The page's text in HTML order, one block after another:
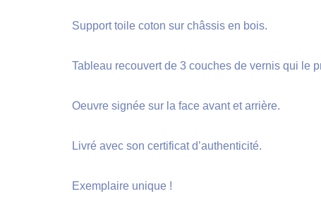
Support toile coton sur châssis en bois.
Tableau recouvert de 3 couches de vernis qui le
Oeuvre signée sur la face avant et arrière.
Livré avec son certificat d’authenticité.
Exemplaire unique !